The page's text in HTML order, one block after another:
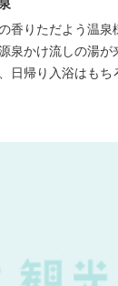
香りただよう温泉
泉かけ流しの湯
日帰り入浴はもち
ているので、宿泊